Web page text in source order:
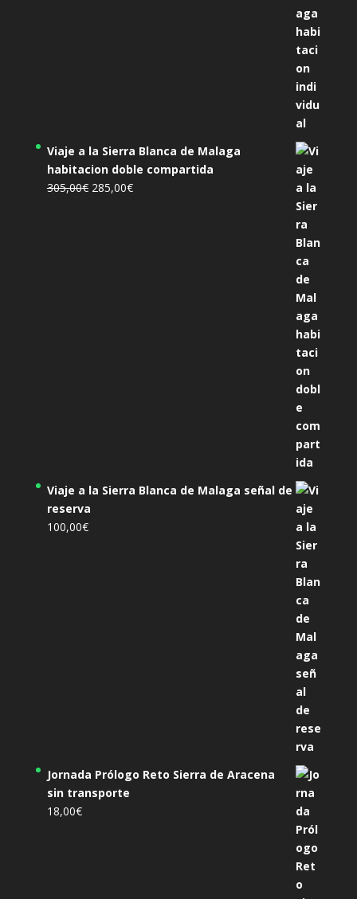
Viaje a la Sierra Blanca de Malaga
habitacion doble compartida
305,00€ El
285,00€El
Viaje a la Sierra Blanca de Malaga señal de
reserva
100,00€
Jornada Prólogo Reto Sierra de Aracena
sin transporte
18,00€